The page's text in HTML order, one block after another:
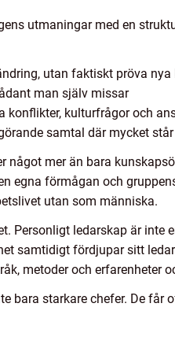
utmaningar med en
utan faktiskt pröva
man själv missar
konflikter, kulturfrågor och
samtal där mycket står
något mer än bara
egna förmågan och
utan som människa.
Personligt ledarskap är inte
samtidigt fördjupar sitt
metoder och erfarenheter
bara starkare chefer. De får